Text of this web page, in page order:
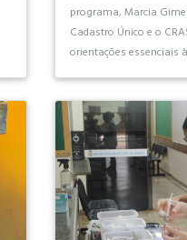
programa, Marcia
Cadastro Único e o
orientações essenciais